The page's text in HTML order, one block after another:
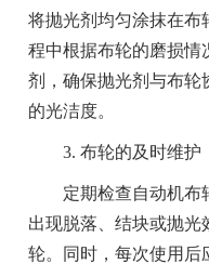
将抛光剂均匀涂抹在布
程中根据布轮的磨损情
剂，确保抛光剂与布轮
的光洁度。
3. 布轮的及时维护
定期检查自动机布
出现脱落、结块或抛光
轮。同时，每次使用后